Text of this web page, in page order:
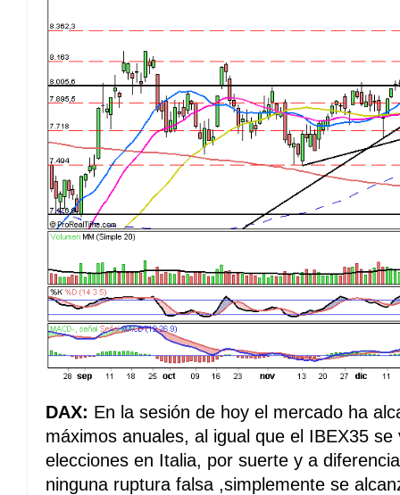
DAX: En la sesión de hoy el mercado ha
máximos anuales, al igual que el IBEX35
elecciones en Italia, por suerte y a
ninguna ruptura falsa ,simplemente se